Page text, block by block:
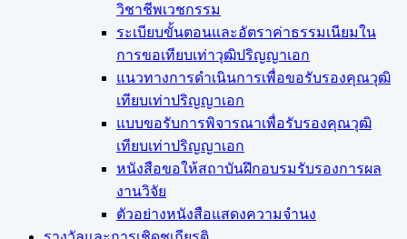
วิชาชีพเวชกรรม
ระเบียบขั้นตอนและอัตราค่าธรรมเนียมใน
การขอเทียบเท่าวุฒิปริญญาเอก
แนวทางการดำเนินการเพื่อขอรับรองคุณวุฒิ
เทียบเท่าปริญญาเอก
แบบขอรับการพิจารณาเพื่อรับรองคุณวุฒิ
เทียบเท่าปริญญาเอก
หนังสือขอให้สถาบันฝึกอบรมรับรองการผล
งานวิจัย
ตัวอย่างหนังสือแสดงความจำนง